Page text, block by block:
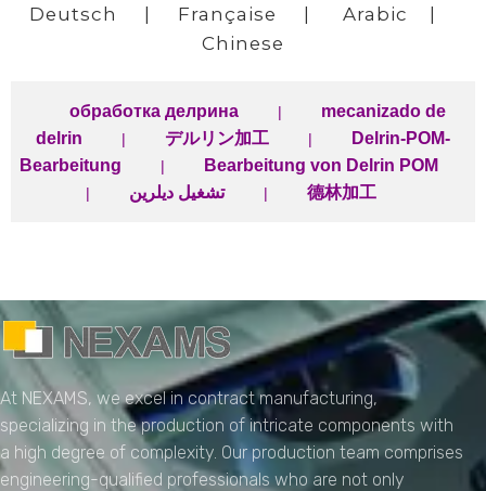
Deutsch
Française Arabic
Chinese
обработка делрина |
mecanizado de
delrin
| デルリン加工 |
Delrin-POM-
Bearbeitung
| Bearbeitung von Delrin POM
| تشغيل ديلرين | 德林加工
NEXAMS
At NEXAMS, we excel in contract manufacturing,
specializing in the production of intricate components with
a high degree of complexity. Our production team comprises
engineering-qualified professionals who are not only